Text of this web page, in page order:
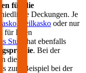
für die
Deckungen. Je
, Teilkasko oder nur
für Ihren
Stufe
hat ebenfalls
. Bei der
die
zum Beispiel bei der